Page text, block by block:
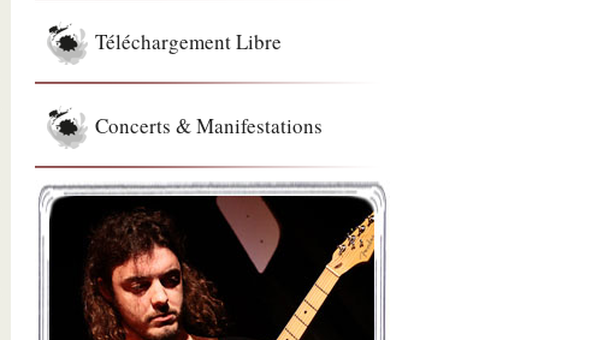
Téléchargement Libre
Concerts & Manifestations